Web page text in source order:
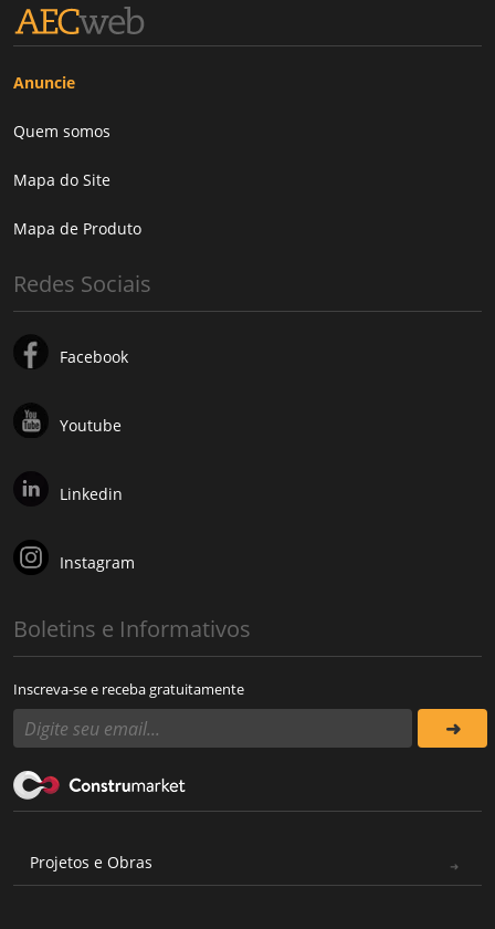
Anuncie
Quem somos
Mapa do Site
Mapa de Produto
Redes Sociais
Facebook
Youtube
Linkedin
Instagram
Boletins e Informativos
Inscreva-se e receba gratuitamente
Projetos e Obras